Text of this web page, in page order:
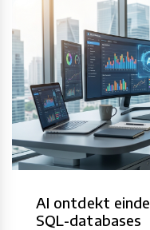
AI ontdekt
SQL-databases